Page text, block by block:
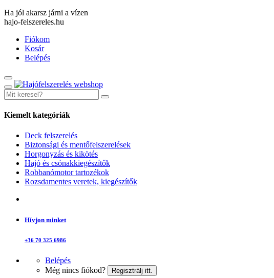
Ha jól akarsz járni a vízen
hajo-felszereles.hu
Fiókom
Kosár
Belépés
Kiemelt kategóriák
Deck felszerelés
Biztonsági és mentőfelszerelések
Horgonyzás és kikötés
Hajó és csónakkiegészítők
Robbanómotor tartozékok
Rozsdamentes veretek, kiegészítők
Hívjon minket
+36 70 325 6986
Belépés
Még nincs fiókod?
Regisztrálj itt.